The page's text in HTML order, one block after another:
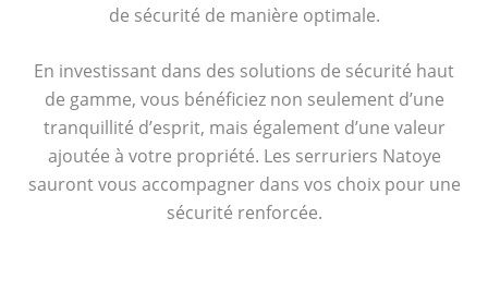
de sécurité de manière optimale.
En investissant dans des solutions de sécurité haut
de gamme, vous bénéficiez non seulement d’une
tranquillité d’esprit, mais également d’une valeur
ajoutée à votre propriété. Les serruriers Natoye
sauront vous accompagner dans vos choix pour une
sécurité renforcée.